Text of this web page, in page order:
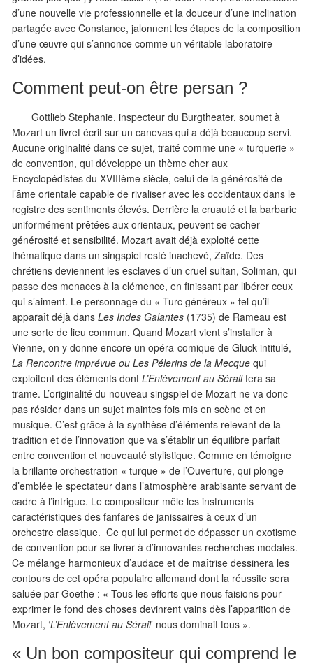
d’une nouvelle vie professionnelle et la douceur d’une inclination
partagée avec Constance, jalonnent les étapes de la composition
d’une œuvre qui s’annonce comme un véritable laboratoire
d’idées.
Comment peut-on être persan ?
Gottlieb Stephanie, inspecteur du Burgtheater, soumet à
Mozart un livret écrit sur un canevas qui a déjà beaucoup servi.
Aucune originalité dans ce sujet, traité comme une « turquerie »
de convention, qui développe un thème cher aux
Encyclopédistes du XVIIIème siècle, celui de la générosité de
l’âme orientale capable de rivaliser avec les occidentaux dans le
registre des sentiments élevés. Derrière la cruauté et la barbarie
uniformément prêtées aux orientaux, peuvent se cacher
générosité et sensibilité. Mozart avait déjà exploité cette
thématique dans un singspiel resté inachevé, Zaïde. Des
chrétiens deviennent les esclaves d’un cruel sultan, Soliman, qui
passe des menaces à la clémence, en finissant par libérer ceux
qui s’aiment. Le personnage du « Turc généreux » tel qu’il
apparaît déjà dans Les Indes Galantes (1735) de Rameau est
une sorte de lieu commun. Quand Mozart vient s’installer à
Vienne, on y donne encore un opéra-comique de Gluck intitulé,
La Rencontre imprévue ou Les Pélerins de la Mecque qui
exploitent des éléments dont L’Enlèvement au Sérailfera sa
trame. L’originalité du nouveau singspiel de Mozart ne va donc
pas résider dans un sujet maintes fois mis en scène et en
musique. C’est grâce à la synthèse d’éléments relevant de la
tradition et de l’innovation que va s’établir un équilibre parfait
entre convention et nouveauté stylistique. Comme en témoigne
la brillante orchestration « turque » de l’Ouverture, qui plonge
d’emblée le spectateur dans l’atmosphère arabisante servant de
cadre à l’intrigue. Le compositeur mêle les instruments
caractéristiques des fanfares de janissaires à ceux d’un
orchestre classique. Ce qui lui permet de dépasser un exotisme
de convention pour se livrer à d’innovantes recherches modales.
Ce mélange harmonieux d’audace et de maîtrise dessinera les
contours de cet opéra populaire allemand dont la réussite sera
saluée par Goethe : « Tous les efforts que nous faisions pour
exprimer le fond des choses devinrent vains dès l’apparition de
Mozart, ‘L’Enlèvement au Sérail’ nous dominait tous ».
« Un bon compositeur qui comprend le